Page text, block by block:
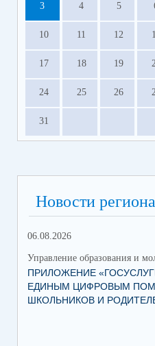
3 4 5
10 11 12
17 18 19
24 25 26
31
Новости региона
06.08.2026
Управление образования и
ПРИЛОЖЕНИЕ
ЕДИНЫМ ЦИФРОВЫМ
ШКОЛЬНИКОВ И